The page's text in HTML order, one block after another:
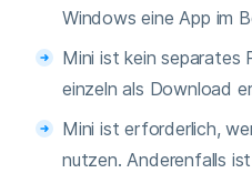
Windows eine App im
Mini ist kein separates
einzeln als Download
Mini ist erforderlich,
nutzen. Anderenfalls